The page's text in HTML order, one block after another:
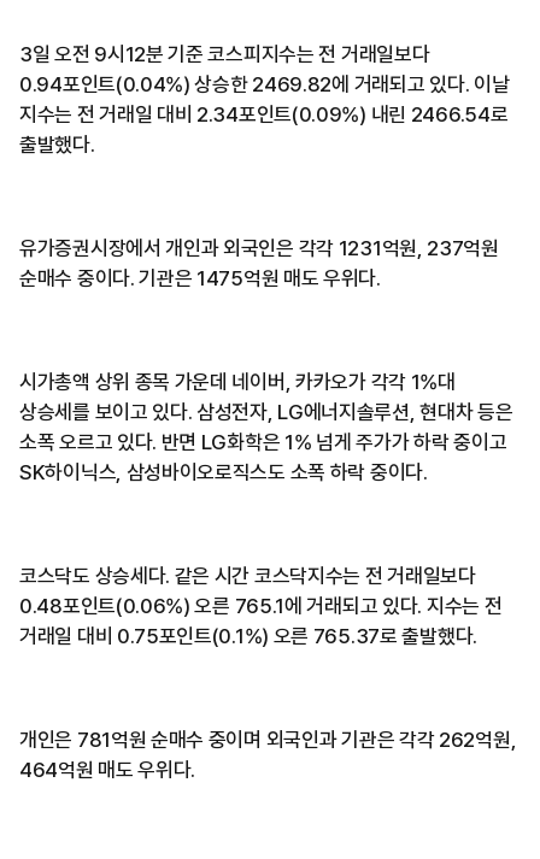
3일 오전 9시12분 기준 코스피지수는 전 거래일보다
0.94포인트(0.04%) 상승한 2469.82에 거래되고 있다. 이날
지수는 전 거래일 대비 2.34포인트(0.09%) 내린 2466.54로
출발했다.
유가증권시장에서 개인과 외국인은 각각 1231억원, 237억원
순매수 중이다. 기관은 1475억원 매도 우위다.
시가총액 상위 종목 가운데 네이버, 카카오가 각각 1%대
상승세를 보이고 있다. 삼성전자, LG에너지솔루션, 현대차 등은
소폭 오르고 있다. 반면 LG화학은 1% 넘게 주가가 하락 중이고
SK하이닉스, 삼성바이오로직스도 소폭 하락 중이다.
코스닥도 상승세다. 같은 시간 코스닥지수는 전 거래일보다
0.48포인트(0.06%) 오른 765.1에 거래되고 있다. 지수는 전
거래일 대비 0.75포인트(0.1%) 오른 765.37로 출발했다.
개인은 781억원 순매수 중이며 외국인과 기관은 각각 262억원,
464억원 매도 우위다.